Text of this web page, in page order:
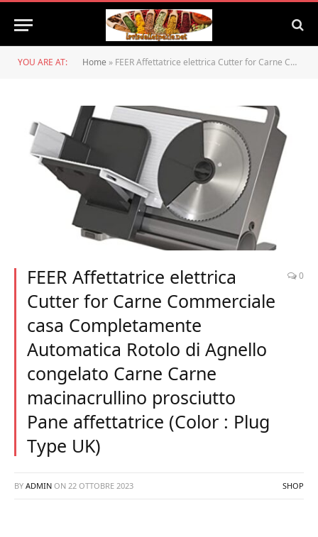
YOU ARE AT: Home » FEER Affettatrice elettrica Cutter for Carne Commerciale casa Completamente Automatica Rotolo di Agnello congelato Carne Carne macinacrullino prosciutto Pane affettatrice (Color : Plug Type UK)
FEER Affettatrice elettrica
Cutter for Carne Commerciale
casa Completamente
Automatica Rotolo di Agnello
congelato Carne Carne
macinacrullino prosciutto
Pane affettatrice (Color : Plug
Type UK)
0
BY ADMIN ON 22 OTTOBRE 2023 SHOP